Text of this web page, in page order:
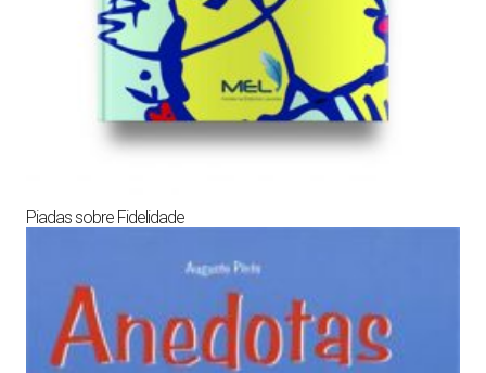
Piadas sobre Fidelidade